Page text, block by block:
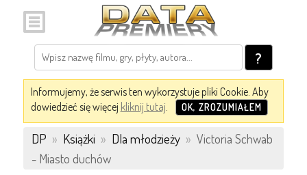
?
Informujemy, że serwis ten wykorzystuje pliki Cookie. Aby
dowiedzieć się więcej kliknij tutaj. OK, ZROZUMIAŁEM
DP » Książki » Dla młodzieży » Victoria Schwab
- Miasto duchów